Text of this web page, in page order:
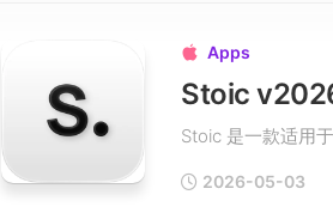
系
统
具
 Apps
Stoic 是一款适用
2026-05-03